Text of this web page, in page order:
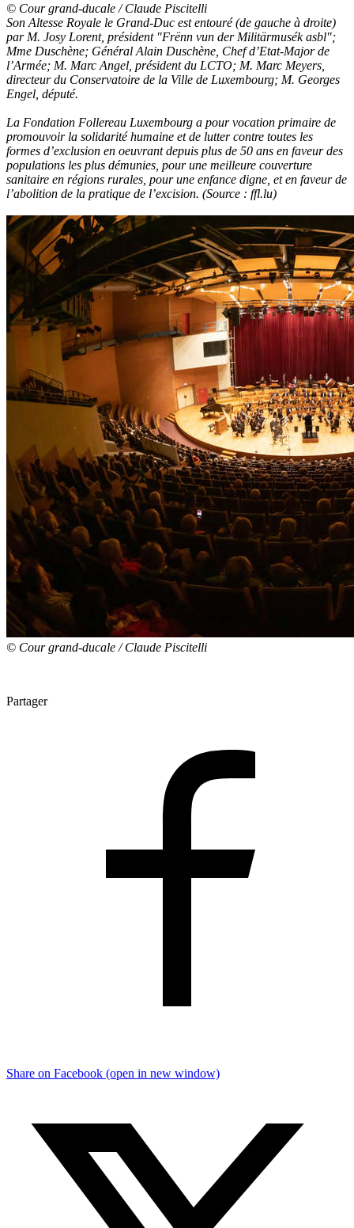
© Cour grand-ducale / Claude Piscitelli
Son Altesse Royale le Grand-Duc est entouré (de gauche à droite)
par M. Josy Lorent, président "Frënn vun der Militärmusék asbl";
Mme Duschène; Général Alain Duschène , Chef d’Etat-Major de
l’Armée; M. Marc Angel, président du LCTO; M. Marc Meyers,
directeur du Conservatoire de la Ville de Luxembourg; M. Georges
Engel, député.
La Fondation Follereau Luxembourg a pour vocation primaire de
promouvoir la solidarité humaine et de lutter contre toutes les
formes d’exclusion en oeuvrant depuis plus de 50 ans en faveur des
populations les plus démunies, pour une meilleure couverture
sanitaire en régions rurales, pour une enfance digne, et en faveur de
l’abolition de la pratique de l’excision. (Source : ffl.lu)
© Cour grand-ducale / Claude Piscitelli
Partager
Share on Facebook (open in new window)